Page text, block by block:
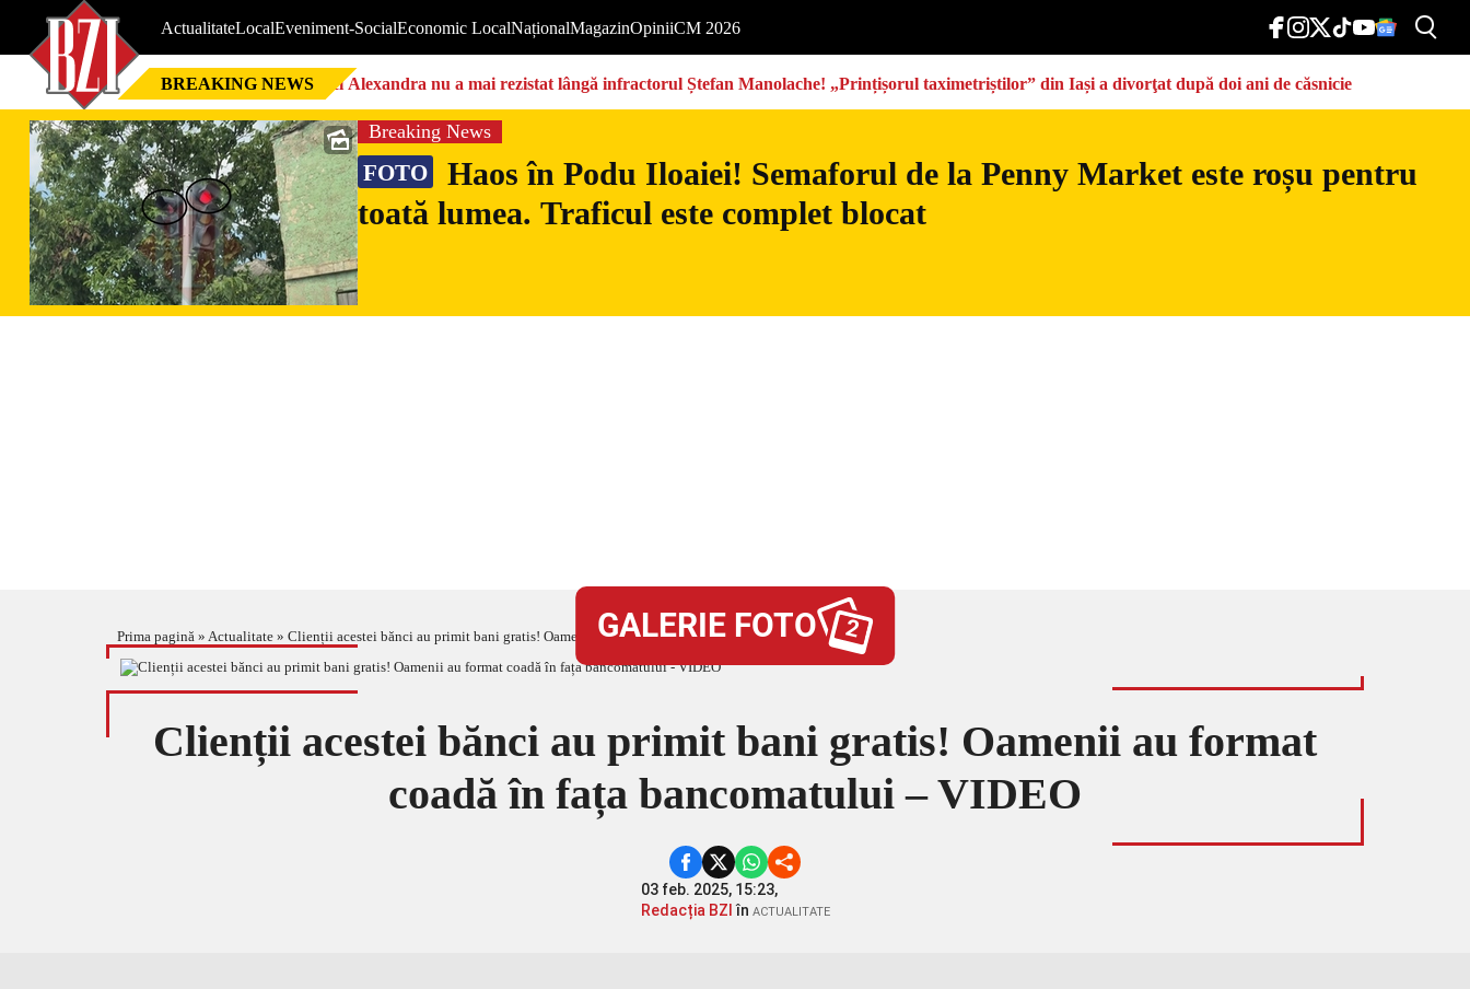
ActualitateLocalEveniment-SocialEconomic LocalNaționalMagazinOpiniiCM 2026
BREAKING NEWS Nici Alexandra nu a mai rezistat lângă infractorul Ștefan Manolache! „Prințișorul taximetriștilor” din Iași a divorţat după doi ani de căsnicie
Breaking News
FOTO
Haos în Podu Iloaiei! Semaforul de la Penny Market este roșu pentru
toată lumea. Traficul este complet blocat
Prima pagină » Actualitate » Clienții acestei bănci au primit bani gratis! Oamenii au format coadă în fața bancomatului – VIDEO
GALERIE FOTO 2
Clienții acestei bănci au primit bani gratis! Oamenii au format
coadă în fața bancomatului – VIDEO
03 feb. 2025, 15:23,
Redacția BZI în ACTUALITATE